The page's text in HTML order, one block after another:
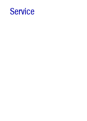
Service